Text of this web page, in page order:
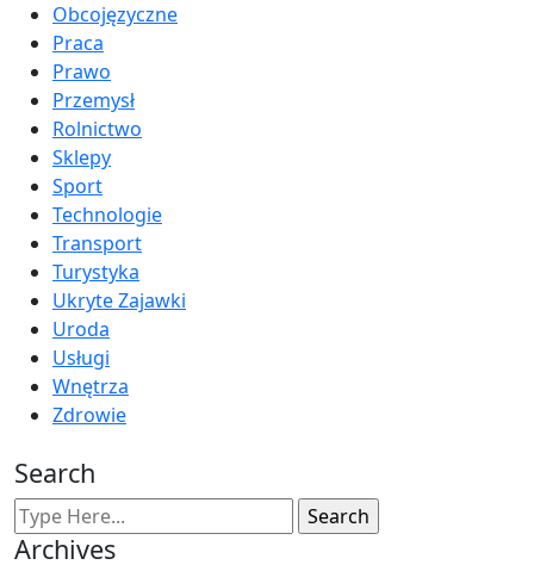
Obcojęzyczne
Praca
Prawo
Przemysł
Rolnictwo
Sklepy
Sport
Technologie
Transport
Turystyka
Ukryte Zajawki
Uroda
Usługi
Wnętrza
Zdrowie
Search
Archives